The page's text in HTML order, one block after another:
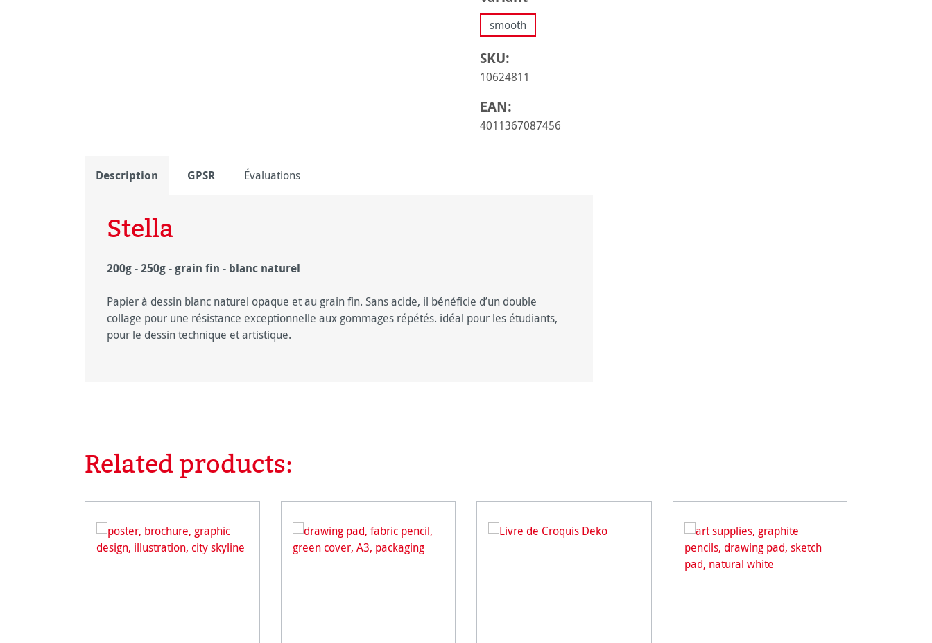
smooth
SKU:
10624811
EAN:
4011367087456
Description GPSR Évaluations
Stella
200g - 250g - grain fin - blanc naturel
Papier à dessin blanc naturel opaque et au grain fin. Sans acide, il bénéficie d’un double
collage pour une résistance exceptionnelle aux gommages répétés. idéal pour les étudiants,
pour le dessin technique et artistique.
Ignorer la galerie de produits
Related products: